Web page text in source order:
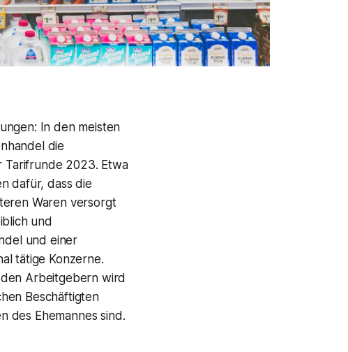
In den meisten
die
Tarifrunde 2023. Etwa
dafür, dass die
Waren versorgt
und
und einer
tätige Konzerne.
Arbeitgebern wird
Beschäftigten
des Ehemannes sind.